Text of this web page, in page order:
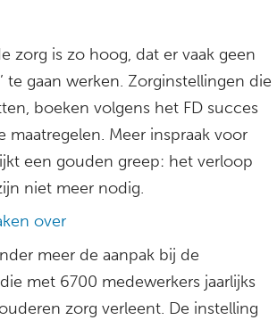
zorg is zo hoog, dat er vaak geen
te gaan werken. Zorginstellingen die
boeken volgens het FD succes
Meer inspraak voor
een gouden greep: het verloop
niet meer nodig.
over
meer de aanpak bij de
met 6700 medewerkers jaarlijks
zorg verleent. De instelling